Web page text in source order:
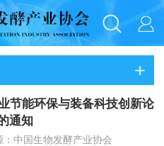
节能环保与装备科技创新论
通知
中国生物发酵产业协会